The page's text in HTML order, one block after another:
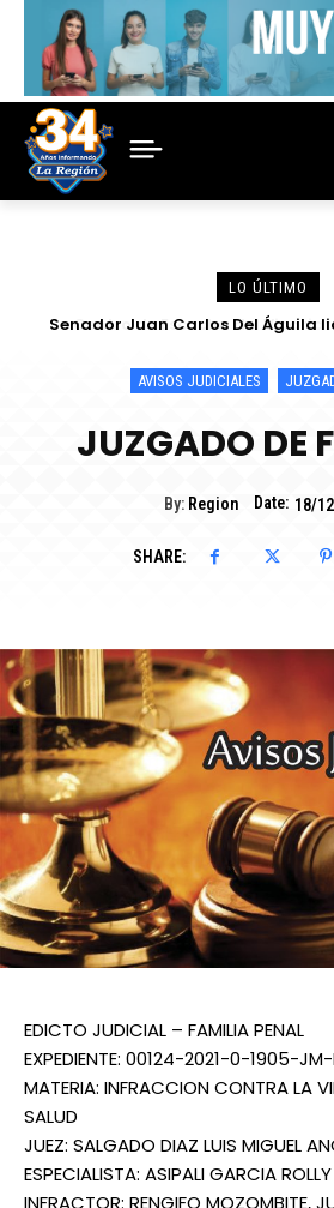
LO ÚLTIMO
Senador Juan Carlos Del Águila
Centro de Escucha del Vicariato
AVISOS JUDICIALES
JUZGADO DE
By: Region Date: 18/
SHARE:
EDICTO JUDICIAL – FAMILIA PENAL
EXPEDIENTE: 00124-2021-0-1905-
MATERIA: INFRACCION CONTRA LA
SALUD
JUEZ: SALGADO DIAZ LUIS MIGUEL
ESPECIALISTA: ASIPALI GARCIA
INFRACTOR: RENGIFO MOZOMBITE,